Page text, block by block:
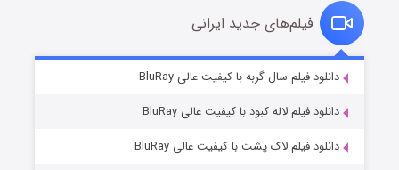
قسمت۶ (زیرنویس) منتشر شد
فیلم‌های جدید ایرانی
دانلود فیلم سال گربه با کیفیت عالی BluRay
دانلود فیلم لاله کبود با کیفیت عالی BluRay
دانلود فیلم لاک پشت با کیفیت عالی BluRay